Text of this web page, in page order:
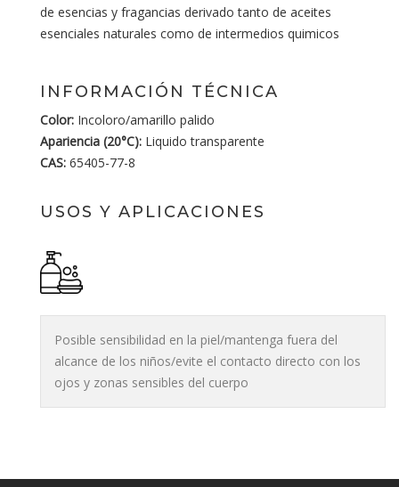
de esencias y fragancias derivado tanto de aceites
esenciales naturales como de intermedios quimicos
INFORMACIÓN TÉCNICA
Color: Incoloro/amarillo palido
Apariencia (20°C): Liquido transparente
CAS: 65405-77-8
USOS Y APLICACIONES
Posible sensibilidad en la piel/mantenga fuera del
alcance de los niños/evite el contacto directo con los
ojos y zonas sensibles del cuerpo